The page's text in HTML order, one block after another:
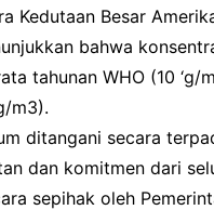
Kedutaan Besar
bahwa
tahunan WHO (10 ‘g/
m3).
ditangani secara
dan komitmen dari
sepihak oleh